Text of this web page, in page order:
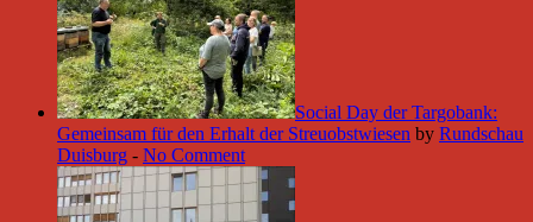
Social Day der Targobank:
Gemeinsam für den Erhalt der Streuobstwiesen by Rundschau
Duisburg - No Comment